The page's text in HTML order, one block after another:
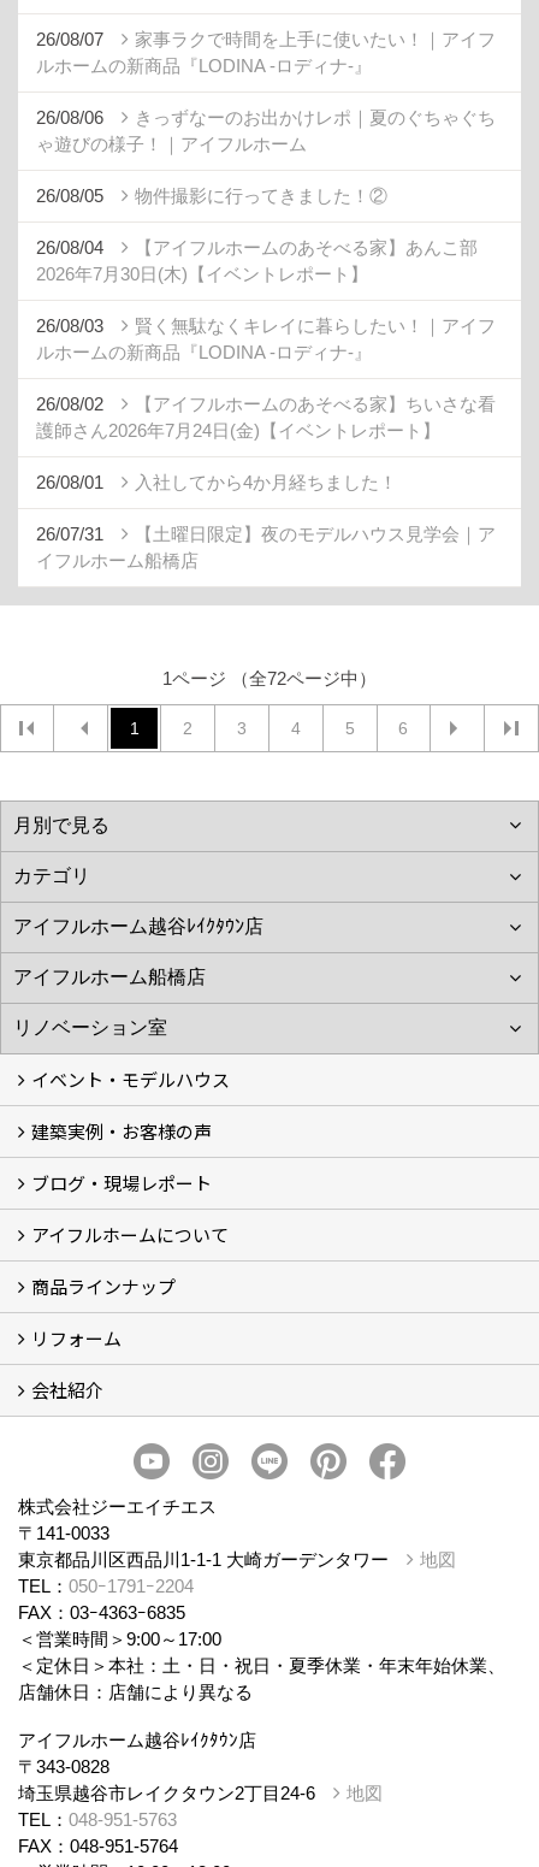
26/08/07
家事ラクで時間を上手に使いたい！｜アイフ
ルホームの新商品『LODINA -ロディナ-』
26/08/06
きっずなーのお出かけレポ｜夏のぐちゃぐち
ゃ遊びの様子！｜アイフルホーム
26/08/05 物件撮影に行ってきました！②
26/08/04
【アイフルホームのあそべる家】あんこ部
2026年7月30日(木)【イベントレポート】
26/08/03
賢く無駄なくキレイに暮らしたい！｜アイフ
ルホームの新商品『LODINA -ロディナ-』
26/08/02
【アイフルホームのあそべる家】ちいさな看
護師さん2026年7月24日(金)【イベントレポート】
26/08/01 入社してから4か月経ちました！
26/07/31
【土曜日限定】夜のモデルハウス見学会｜ア
イフルホーム船橋店
1ページ （全72ページ中）
1 2 3 4 5 6
イベント・モデルハウス
イベント
モデルハウス見学
建築実例・お客様の声
建築実例
お客様の声
ブログ・現場レポート
ブログ
現場レポート
アイフルホームについて
アイフルホームについて (5)
商品ラインナップ
商品ラインナップ
リフォーム
まるごと断熱リフォーム
イベント情報
施工事例
会社紹介
スタッフ紹介
個人情報保護方針
株式会社ジーエイチエス
〒141-0033
東京都品川区西品川1-1-1 大崎ガーデンタワー
地図
TEL： 050ｰ1791ｰ2204
FAX：03ｰ4363ｰ6835
＜営業時間＞9:00～17:00
＜定休日＞本社：土・日・祝日・夏季休業・年末年始休業、
店舗休日：店舗により異なる
アイフルホーム越谷ﾚｲｸﾀｳﾝ店
〒343-0828
埼玉県越谷市レイクタウン2丁目24-6
地図
TEL： 048-951-5763
FAX：048-951-5764